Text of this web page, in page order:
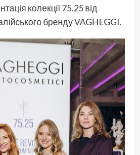
колекції 75.25 від
брендуVAGHEGGI.